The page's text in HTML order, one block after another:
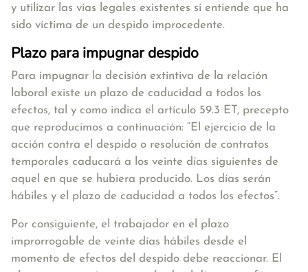
y utilizar las vías legales existentes si entiende que ha
sido víctima de un despido improcedente.
Plazo para impugnar despido
Para impugnar la decisión extintiva de la relación
laboral existe un plazo de caducidad a todos los
efectos, tal y como indica el artículo 59.3 ET, precepto
que reproducimos a continuación: “El ejercicio de la
acción contra el despido o resolución de contratos
temporales caducará a los veinte días siguientes de
aquel en que se hubiera producido. Los días serán
hábiles y el plazo de caducidad a todos los efectos”.
Por consiguiente, el trabajador en el plazo
improrrogable de veinte días hábiles desde el
momento de efectos del despido debe reaccionar. El